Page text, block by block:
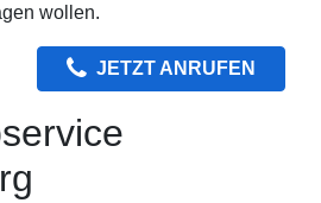
wollen.
JETZT ANRUFEN